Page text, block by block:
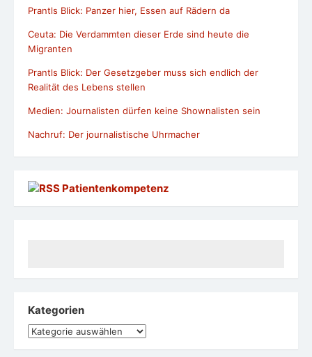
Prantls Blick: Panzer hier, Essen auf Rädern da
Ceuta: Die Verdammten dieser Erde sind heute die
Migranten
Prantls Blick: Der Gesetzgeber muss sich endlich der
Realität des Lebens stellen
Medien: Journalisten dürfen keine Shownalisten sein
Nachruf: Der journalistische Uhrmacher
Patientenkompetenz
Kategorien
Kategorien